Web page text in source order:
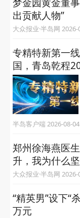
出贡献人物”
大众报业·
专精特新第一
国，青岛乾程
半岛客户端 2026-
郑州徐海燕医
升，我为什么
大众报业·
“精英男”设下“
万元